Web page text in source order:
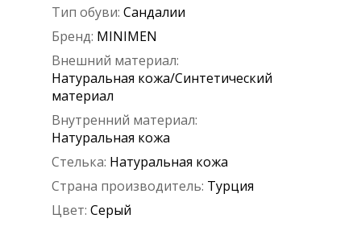
Тип обуви: Сандалии
Бренд: MINIMEN
Внешний материал:
Натуральная кожа/Синтетический
материал
Внутренний материал:
Натуральная кожа
Стелька: Натуральная кожа
Страна производитель: Турция
Цвет: Серый